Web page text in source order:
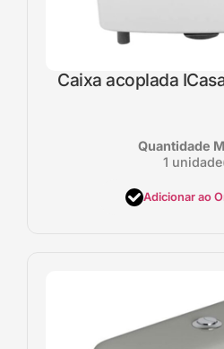
Caixa acoplada
Quantidade
1
Adicionar ao